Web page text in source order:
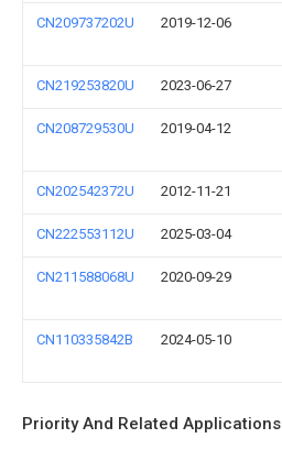
CN209737202U 2019-12-06
CN219253820U 2023-06-27
CN208729530U 2019-04-12
CN202542372U 2012-11-21
CN222553112U 2025-03-04
CN211588068U 2020-09-29
CN110335842B 2024-05-10
Priority And Related Applications